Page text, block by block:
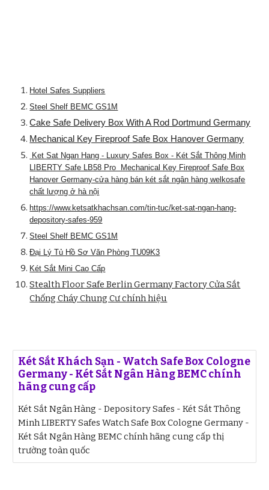
Hotel Safes Suppliers
Steel Shelf BEMC GS1M
Cake Safe Delivery Box With A Rod Dortmund Germany
Mechanical Key Fireproof Safe Box Hanover Germany
Ket Sat Ngan Hang - Luxury Safes Box - Két Sắt Thông Minh
LIBERTY Safe LB58 Pro Mechanical Key Fireproof Safe Box
Hanover Germany-cửa hàng bán két sắt ngân hàng welkosafe
chất lượng ở hà nội
https://www.ketsatkhachsan.com/tin-tuc/ket-sat-ngan-hang-
depository-safes-959
Steel Shelf BEMC GS1M
Đại Lý Tủ Hồ Sơ Văn Phòng TU09K3
Két Sắt Mini Cao Cấp
Stealth Floor Safe Berlin Germany Factory Cửa Sắt
Chống Cháy Chung Cư chính hiệu
Két Sắt Khách Sạn - Watch Safe Box Cologne
Germany - Két Sắt Ngân Hàng BEMC chính
hãng cung cấp
Két Sắt Ngân Hàng - Depository Safes - Két Sắt Thông
Minh LIBERTY Safes Watch Safe Box Cologne Germany -
Két Sắt Ngân Hàng BEMC chính hãng cung cấp thị
trường toàn quốc